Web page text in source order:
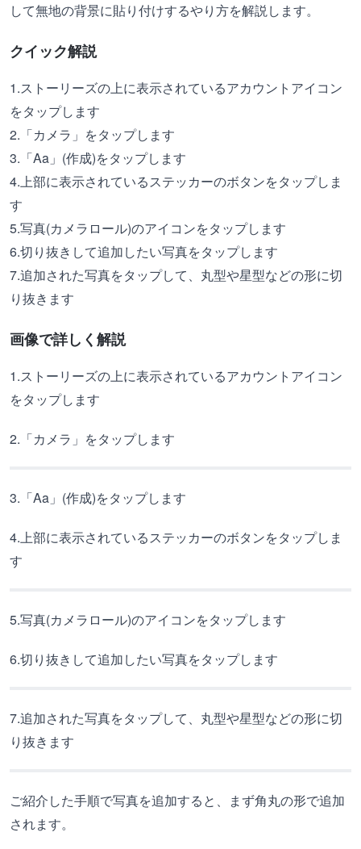
して無地の背景に貼り付けするやり方を解説します。
クイック解説
1.ストーリーズの上に表示されているアカウントアイコン
をタップします
2.「カメラ」をタップします
3.「Aa」(作成)をタップします
4.上部に表示されているステッカーのボタンをタップしま
す
5.写真(カメラロール)のアイコンをタップします
6.切り抜きして追加したい写真をタップします
7.追加された写真をタップして、丸型や星型などの形に切
り抜きます
画像で詳しく解説
1.ストーリーズの上に表示されているアカウントアイコン
をタップします
2.「カメラ」をタップします
3.「Aa」(作成)をタップします
4.上部に表示されているステッカーのボタンをタップしま
す
5.写真(カメラロール)のアイコンをタップします
6.切り抜きして追加したい写真をタップします
7.追加された写真をタップして、丸型や星型などの形に切
り抜きます
ご紹介した手順で写真を追加すると、まず角丸の形で追加
されます。